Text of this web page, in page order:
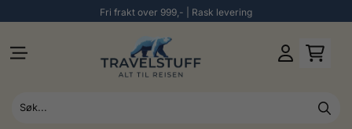
Fri frakt over 999,- | Rask levering